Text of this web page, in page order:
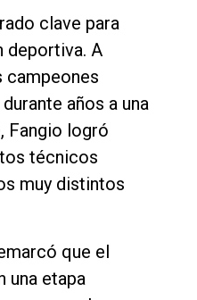
clave para
deportiva. A
campeones
años a una
Fangio logró
técnicos
muy distintos
que el
una etapa